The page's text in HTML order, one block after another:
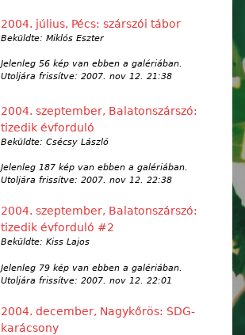
2004. július, Pécs: szárszói tábor
Beküldte: Miklós Eszter
Jelenleg 56 kép van ebben a galériában.
Utoljára frissítve: 2007. nov 12. 21:38
2004. szeptember, Balatonszárszó:
tizedik évforduló
Beküldte: Csécsy László
Jelenleg 187 kép van ebben a galériában.
Utoljára frissítve: 2007. nov 12. 22:38
2004. szeptember, Balatonszárszó:
tizedik évforduló #2
Beküldte: Kiss Lajos
Jelenleg 79 kép van ebben a galériában.
Utoljára frissítve: 2007. nov 12. 22:01
2004. december, Nagykőrös: SDG-
karácsony